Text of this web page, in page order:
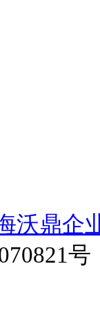
海沃鼎
号